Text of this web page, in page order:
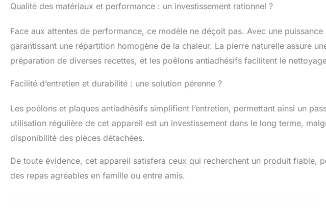
Qualité des matériaux et performance : un investissement rationnel ?
Face aux attentes de performance, ce modèle ne déçoit pas. Avec une
garantissant une répartition homogène de la chaleur. La pierre naturelle assure
préparation de diverses recettes, et les poêlons antiadhésifs facilitent le
Facilité d’entretien et durabilité : une solution pérenne ?
Les poêlons et plaques antiadhésifs simplifient l’entretien, permettant ainsi un
utilisation régulière de cet appareil est un investissement dans le long terme,
disponibilité des pièces détachées.
De toute évidence, cet appareil satisfera ceux qui recherchent un produit fiable,
des repas agréables en famille ou entre amis.